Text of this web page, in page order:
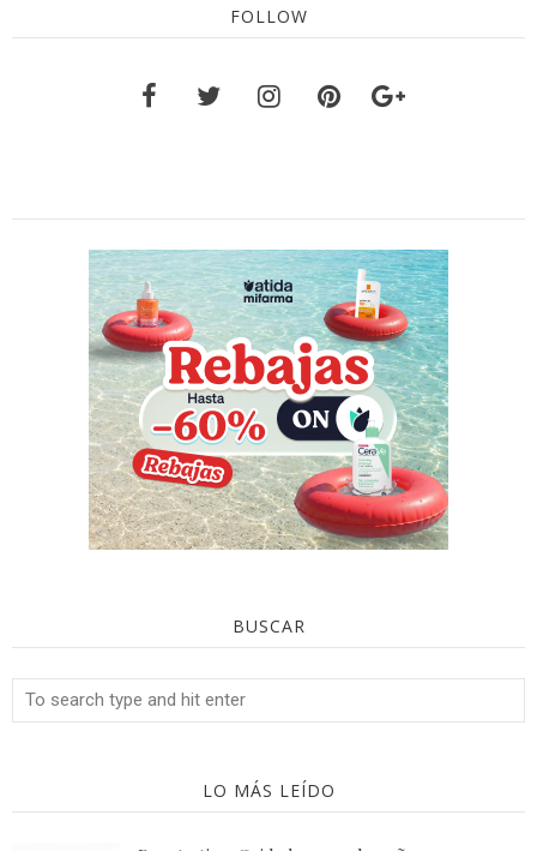
FOLLOW
BUSCAR
LO MÁS LEÍDO